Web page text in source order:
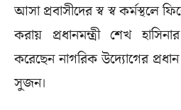
আসা প্রবাসীদের স্ব স্ব কর্মস্থলে
করায় প্রধানমন্ত্রী শেখ
করেছেন নাগরিক উদ্যোগের
সুজন।